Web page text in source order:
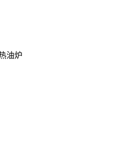
油炉